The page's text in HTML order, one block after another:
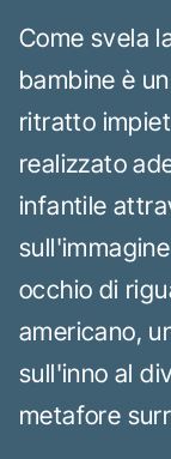
Come svela
bambine è
ritratto
realizzato
infantile
occhio di
americano,
sull'inno al
metafore